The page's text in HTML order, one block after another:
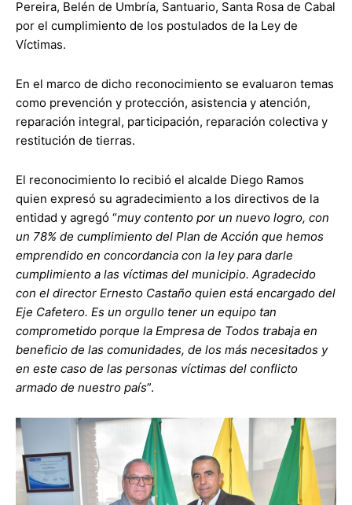
Pereira, Belén de Umbría, Santuario, Santa Rosa de Cabal
por el cumplimiento de los postulados de la Ley de
Víctimas.
En el marco de dicho reconocimiento se evaluaron temas
como prevención y protección, asistencia y atención,
reparación integral, participación, reparación colectiva y
restitución de tierras.
El reconocimiento lo recibió el alcalde Diego Ramos
quien expresó su agradecimiento a los directivos de la
entidad y agregó “muy contento por un nuevo logro, con
un 78% de cumplimiento del Plan de Acción que hemos
emprendido en concordancia con la ley para darle
cumplimiento a las víctimas del municipio. Agradecido
con el director Ernesto Castaño quien está encargado del
Eje Cafetero. Es un orgullo tener un equipo tan
comprometido porque la Empresa de Todos trabaja en
beneficio de las comunidades, de los más necesitados y
en este caso de las personas víctimas del conflicto
armado de nuestro país”.